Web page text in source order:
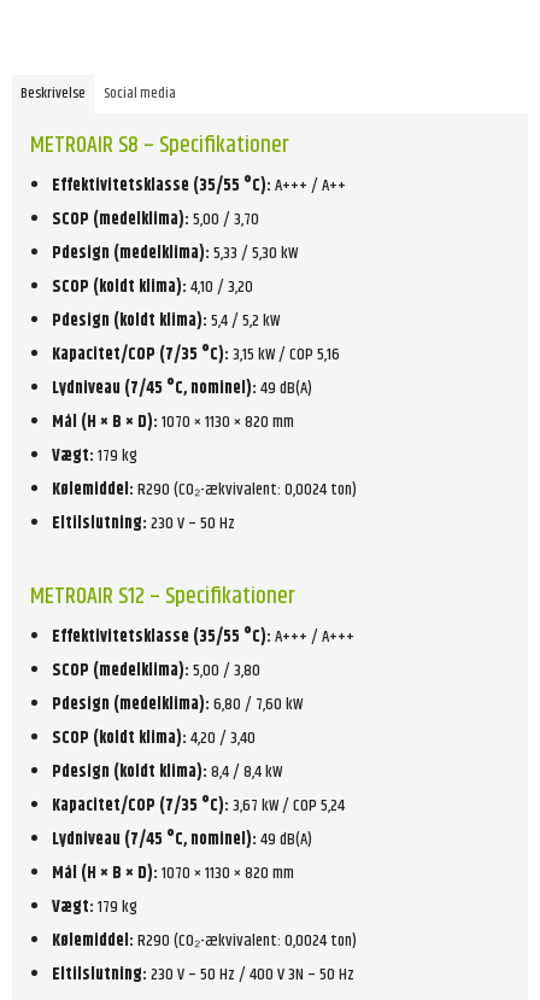
Beskrivelse Social media
METROAIR S8 – Specifikationer
Effektivitetsklasse (35/55 °C):A+++ / A++
SCOP (medelklima):5,00 / 3,70
Pdesign (medelklima):5,33 / 5,30 kW
SCOP (koldt klima):4,10 / 3,20
Pdesign (koldt klima):5,4 / 5,2 kW
Kapacitet/COP (7/35 °C):3,15 kW / COP 5,16
Lydniveau (7/45 °C, nominel):49 dB(A)
Mål (H × B × D):1070 × 1130 × 820 mm
Vægt:179 kg
Kølemiddel:R290 (CO₂-ækvivalent: 0,0024 ton)
Eltilslutning:230 V – 50 Hz
METROAIR S12 – Specifikationer
Effektivitetsklasse (35/55 °C):A+++ / A+++
SCOP (medelklima):5,00 / 3,80
Pdesign (medelklima):6,80 / 7,60 kW
SCOP (koldt klima):4,20 / 3,40
Pdesign (koldt klima):8,4 / 8,4 kW
Kapacitet/COP (7/35 °C):3,67 kW / COP 5,24
Lydniveau (7/45 °C, nominel):49 dB(A)
Mål (H × B × D):1070 × 1130 × 820 mm
Vægt:179 kg
Kølemiddel:R290 (CO₂-ækvivalent: 0,0024 ton)
Eltilslutning:230 V – 50 Hz / 400 V 3N – 50 Hz